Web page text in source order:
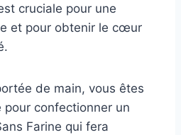
cruciale pour une
et pour obtenir le cœur
de main, vous êtes
confectionner un
Farine qui fera